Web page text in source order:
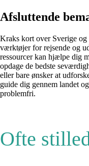
Afsluttende
Kraks kort over Sverige
værktøjer for rejsende og
ressourcer kan hjælpe dig
opdage de bedste
eller bare ønsker at
guide dig gennem landet
problemfri.
Ofte